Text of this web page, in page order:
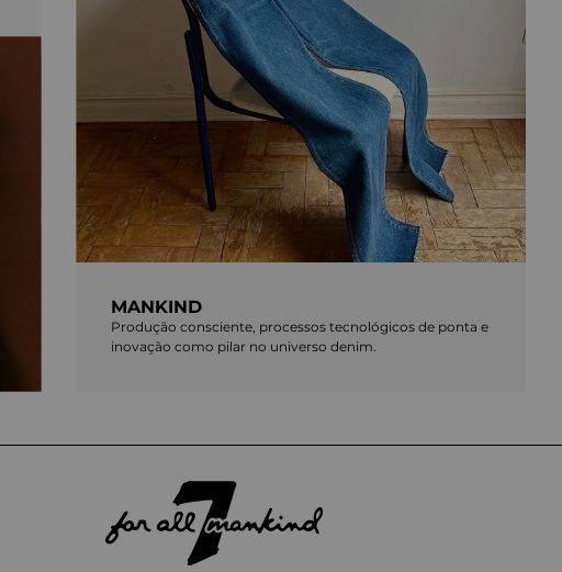
MANKIND
Produção consciente, processos tecnológicos de ponta e
inovação como pilar no universo denim.